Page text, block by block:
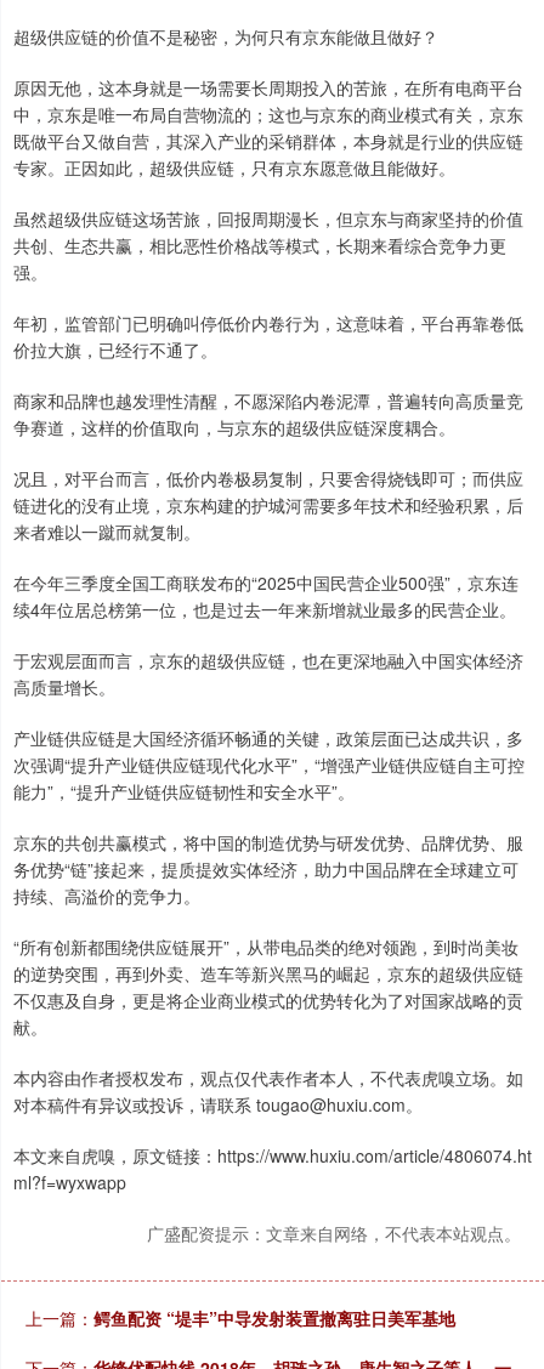
超级供应链的价值不是秘密，为何只有京东能做且做好？
原因无他，这本身就是一场需要长周期投入的苦旅，在所有电商平台
中，京东是唯一布局自营物流的；这也与京东的商业模式有关，京东
既做平台又做自营，其深入产业的采销群体，本身就是行业的供应链
专家。正因如此，超级供应链，只有京东愿意做且能做好。
虽然超级供应链这场苦旅，回报周期漫长，但京东与商家坚持的价值
共创、生态共赢，相比恶性价格战等模式，长期来看综合竞争力更
强。
年初，监管部门已明确叫停低价内卷行为，这意味着，平台再靠卷低
价拉大旗，已经行不通了。
商家和品牌也越发理性清醒，不愿深陷内卷泥潭，普遍转向高质量竞
争赛道，这样的价值取向，与京东的超级供应链深度耦合。
况且，对平台而言，低价内卷极易复制，只要舍得烧钱即可；而供应
链进化的没有止境，京东构建的护城河需要多年技术和经验积累，后
来者难以一蹴而就复制。
在今年三季度全国工商联发布的“2025中国民营企业500强”，京东连
续4年位居总榜第一位，也是过去一年来新增就业最多的民营企业。
于宏观层面而言，京东的超级供应链，也在更深地融入中国实体经济
高质量增长。
产业链供应链是大国经济循环畅通的关键，政策层面已达成共识，多
次强调“提升产业链供应链现代化水平”，“增强产业链供应链自主可控
能力”，“提升产业链供应链韧性和安全水平”。
京东的共创共赢模式，将中国的制造优势与研发优势、品牌优势、服
务优势“链”接起来，提质提效实体经济，助力中国品牌在全球建立可
持续、高溢价的竞争力。
“所有创新都围绕供应链展开”，从带电品类的绝对领跑，到时尚美妆
的逆势突围，再到外卖、造车等新兴黑马的崛起，京东的超级供应链
不仅惠及自身，更是将企业商业模式的优势转化为了对国家战略的贡
献。
本内容由作者授权发布，观点仅代表作者本人，不代表虎嗅立场。如
对本稿件有异议或投诉，请联系 tougao@huxiu.com。
本文来自虎嗅，原文链接：https://www.huxiu.com/article/4806074.ht
ml?f=wyxwapp
广盛配资提示：文章来自网络，不代表本站观点。
上一篇： 鳄鱼配资 “堤丰”中导发射装置撤离驻日美军基地